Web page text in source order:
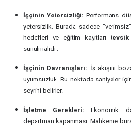
İşçinin Yetersizliği: Performans
yetersizlik. Burada sadece
hedefleri ve eğitim kayıtları
sunulmalıdır.
İşçinin Davranışları: İş akışını
uyumsuzluk. Bu noktada saniyeler
seyrini belirler.
İşletme Gerekleri: Ekonomik
departman kapanması. Mahkeme